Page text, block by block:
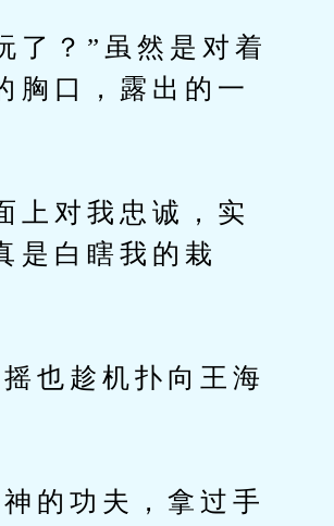
？”虽然是对着
胸口，露出的一
对我忠诚，实
是白瞎我的栽
也趁机扑向王海
的功夫，拿过手